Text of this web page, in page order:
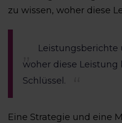
zu wissen, woher diese
Leistungsberichte
woher diese
Schlüssel.
Eine Strategie und eine